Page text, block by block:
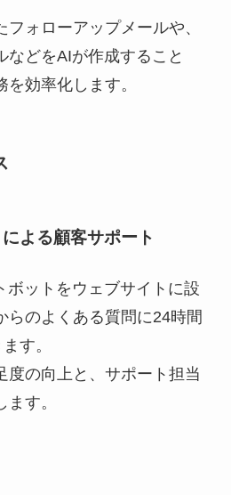
ォローアップメールや、
などをAIが作成すること
効率化します。
よる顧客サポート
ボットをウェブサイトに設
らのよくある質問に24時間
す。
度の向上と、サポート担当
す。